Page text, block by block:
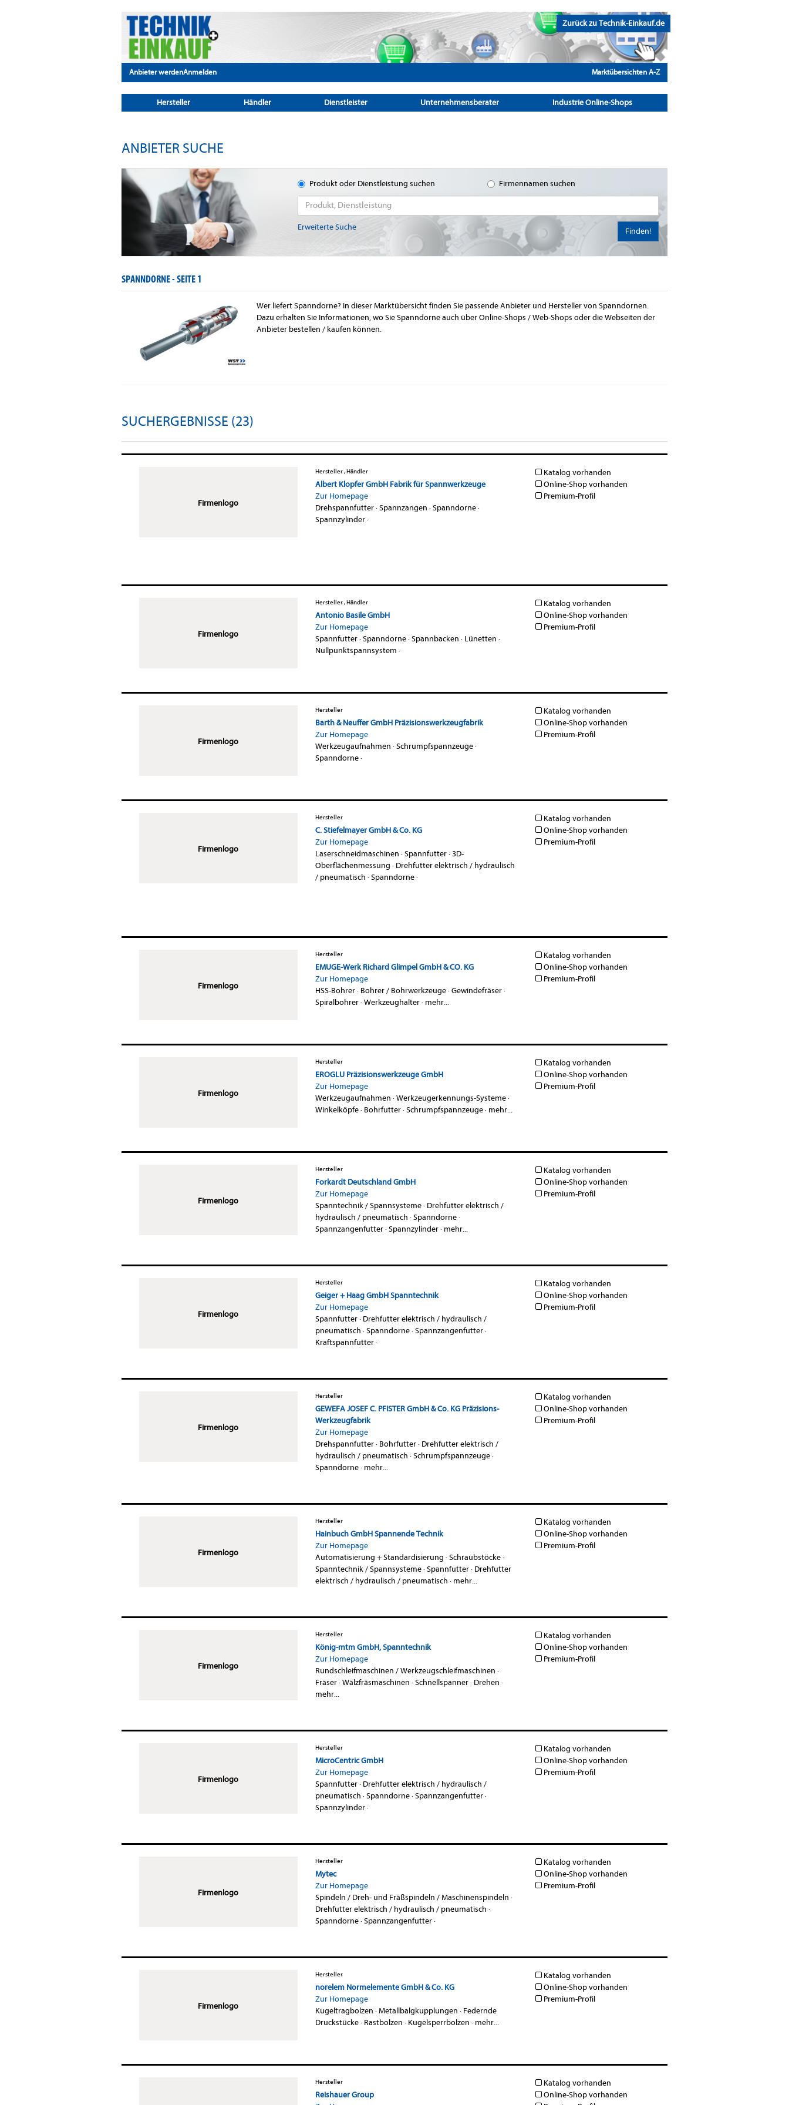
Zurück zu Technik-Einkauf.de
Anbieter werdenAnmelden Marktübersichten A-Z
Hersteller Händler Dienstleister Unternehmensberater Industrie Online-Shops
ANBIETER SUCHE
Produkt oder Dienstleistung suchen Firmennamen suchen
Erweiterte Suche Finden!
SPANNDORNE -SEITE 1
Wer liefert Spanndorne? In dieser Marktübersicht finden Sie passende Anbieter und Hersteller von Spanndornen.
Dazu erhalten Sie Informationen, wo Sie Spanndorne auch über Online-Shops / Web-Shops oder die Webseiten der
Anbieter bestellen / kaufen können.
SUCHERGEBNISSE (23)
Firmenlogo
Hersteller , Händler
Albert Klopfer GmbH Fabrik für Spannwerkzeuge
Zur Homepage
Drehspannfutter·Spannzangen ·Spanndorne·
Spannzylinder·
Katalog vorhanden
Online-Shop vorhanden
Premium-Profil
Firmenlogo
Hersteller , Händler
Antonio Basile GmbH
Zur Homepage
Spannfutter·Spanndorne·Spannbacken · Lünetten ·
Nullpunktspannsystem ·
Katalog vorhanden
Online-Shop vorhanden
Premium-Profil
Firmenlogo
Hersteller
Barth & Neuffer GmbH Präzisionswerkzeugfabrik
Zur Homepage
Werkzeugaufnahmen ·Schrumpfspannzeuge·
Spanndorne·
Katalog vorhanden
Online-Shop vorhanden
Premium-Profil
Firmenlogo
Hersteller
C. Stiefelmayer GmbH & Co. KG
Zur Homepage
Laserschneidmaschinen ·Spannfutter·3D-
Oberflächenmessung · Drehfutter elektrisch / hydraulisch
/ pneumatisch ·Spanndorne·
Katalog vorhanden
Online-Shop vorhanden
Premium-Profil
Firmenlogo
Hersteller
EMUGE-Werk Richard Glimpel GmbH & CO. KG
Zur Homepage
HSS-Bohrer· Bohrer / Bohrwerkzeuge·Gewindefräser·
Spiralbohrer·Werkzeughalter· mehr...
Katalog vorhanden
Online-Shop vorhanden
Premium-Profil
Firmenlogo
Hersteller
EROGLU Präzisionswerkzeuge GmbH
Zur Homepage
Werkzeugaufnahmen ·Werkzeugerkennungs-Systeme·
Winkelköpfe· Bohrfutter·Schrumpfspannzeuge· mehr...
Katalog vorhanden
Online-Shop vorhanden
Premium-Profil
Firmenlogo
Hersteller
Forkardt Deutschland GmbH
Zur Homepage
Spanntechnik / Spannsysteme· Drehfutter elektrisch /
hydraulisch / pneumatisch ·Spanndorne·
Spannzangenfutter·Spannzylinder· mehr...
Katalog vorhanden
Online-Shop vorhanden
Premium-Profil
Firmenlogo
Hersteller
Geiger + Haag GmbH Spanntechnik
Zur Homepage
Spannfutter· Drehfutter elektrisch / hydraulisch /
pneumatisch ·Spanndorne·Spannzangenfutter·
Kraftspannfutter·
Katalog vorhanden
Online-Shop vorhanden
Premium-Profil
Firmenlogo
Hersteller
GEWEFA JOSEF C. PFISTER GmbH & Co. KG Präzisions-
Werkzeugfabrik
Zur Homepage
Drehspannfutter· Bohrfutter· Drehfutter elektrisch /
hydraulisch / pneumatisch ·Schrumpfspannzeuge·
Spanndorne· mehr...
Katalog vorhanden
Online-Shop vorhanden
Premium-Profil
Firmenlogo
Hersteller
Hainbuch GmbH Spannende Technik
Zur Homepage
Automatisierung + Standardisierung ·Schraubstöcke·
Spanntechnik / Spannsysteme·Spannfutter· Drehfutter
elektrisch / hydraulisch / pneumatisch · mehr...
Katalog vorhanden
Online-Shop vorhanden
Premium-Profil
Firmenlogo
Hersteller
König-mtm GmbH, Spanntechnik
Zur Homepage
Rundschleifmaschinen / Werkzeugschleifmaschinen ·
Fräser·Wälzfräsmaschinen ·Schnellspanner· Drehen ·
mehr...
Katalog vorhanden
Online-Shop vorhanden
Premium-Profil
Firmenlogo
Hersteller
MicroCentric GmbH
Zur Homepage
Spannfutter· Drehfutter elektrisch / hydraulisch /
pneumatisch ·Spanndorne·Spannzangenfutter·
Spannzylinder·
Katalog vorhanden
Online-Shop vorhanden
Premium-Profil
Firmenlogo
Hersteller
Mytec
Zur Homepage
Spindeln / Dreh- und Fräßspindeln / Maschinenspindeln ·
Drehfutter elektrisch / hydraulisch / pneumatisch ·
Spanndorne·Spannzangenfutter·
Katalog vorhanden
Online-Shop vorhanden
Premium-Profil
Firmenlogo
Hersteller
norelem Normelemente GmbH & Co. KG
Zur Homepage
Kugeltragbolzen ·Metallbalgkupplungen · Federnde
Druckstücke· Rastbolzen · Kugelsperrbolzen · mehr...
Katalog vorhanden
Online-Shop vorhanden
Premium-Profil
Hersteller
Reishauer Group
Katalog vorhanden
Online-Shop vorhanden